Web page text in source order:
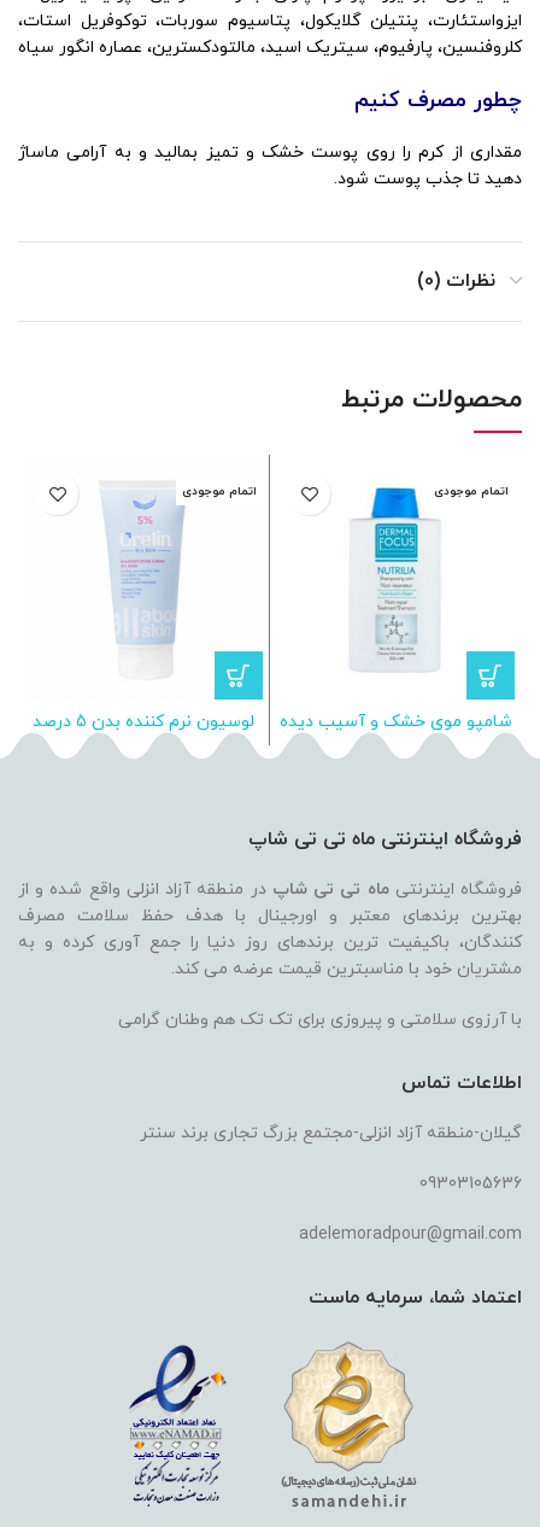
ایزواستئارت، پنتیلن گلایکول، پتاسیوم سوربات، توکوفریل استات،
کلروفنسین، پارفیوم، سیتریک اسید، مالتودکسترین، عصاره انگور سیاه
چطور مصرف کنیم
مقداری از کرم را روی پوست خشک و تمیز بمالید و به آرامی ماساژ
دهید تا جذب پوست شود.
نظرات (0)
محصولات مرتبط
اتمام موجودی
شامپو موی خشک و آسیب دیده
نوتریلیا درمال فوکوس
اتمام موجودی
لوسیون نرم کننده بدن 5 درصد
اوره اورلین مناسب پوست خشک
فروشگاه اینترنتی ماه تی تی شاپ
فروشگاه اینترنتیماه تی تی شاپ در منطقه آزاد انزلی واقع شده و از
بهترین برندهای معتبر و اورجینال با هدف حفظ سلامت مصرف
کنندگان، باکیفیت ترین برندهای روز دنیا را جمع آوری کرده و به
مشتریان خود با مناسبترین قیمت عرضه می کند.
با آرزوی سلامتی و پیروزی برای تک تک هم وطنان گرامی
اطلاعات تماس
گیلان-منطقه آزاد انزلی-مجتمع بزرگ تجاری برند سنتر
09303105636
adelemoradpour@gmail.com
اعتماد شما، سرمایه ماست